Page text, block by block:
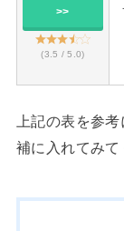
>>
(3.5 / 5.0)
上記の表を参
補に入れてみて